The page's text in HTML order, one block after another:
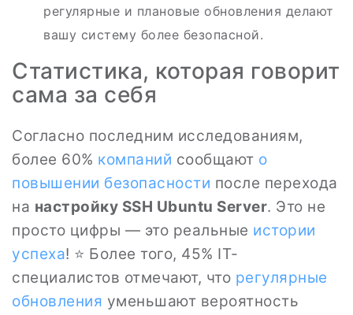
регулярные и плановые обновления делают
вашу систему более безопасной.
Статистика, которая говорит
сама за себя
Согласно последним исследованиям,
более 60% компаний сообщают о
повышении безопасности после перехода
на настройку SSH Ubuntu Server. Это не
просто цифры — это реальные истории
успеха! ⭐ Более того, 45% IT-
специалистов отмечают, что регулярные
обновления уменьшают вероятность